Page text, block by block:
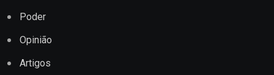
Poder
Opinião
Artigos